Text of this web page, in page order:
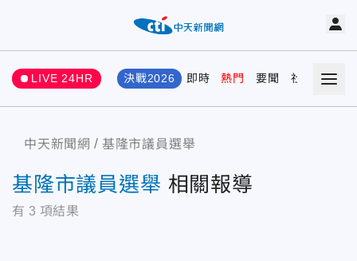
LIVE 24HR 決戰2026 即時 熱門 要聞 社會 娛樂
中天新聞網 基隆市議員選舉
基隆市議員選舉 相關報導
有 3 項結果